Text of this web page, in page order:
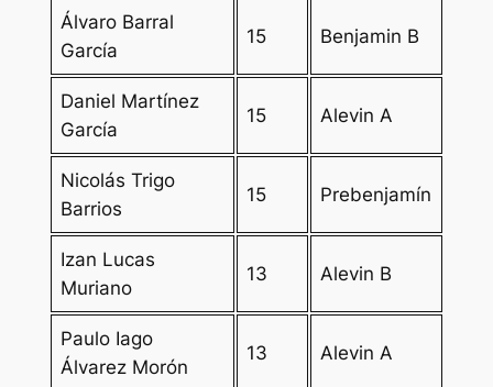
Álvaro Barral
García
15 Benjamin B
Daniel Martínez
García
15 Alevin A
Nicolás Trigo
Barrios
15 Prebenjamín
Izan Lucas
Muriano
13 Alevin B
Paulo Iago
Álvarez Morón
13 Alevin A